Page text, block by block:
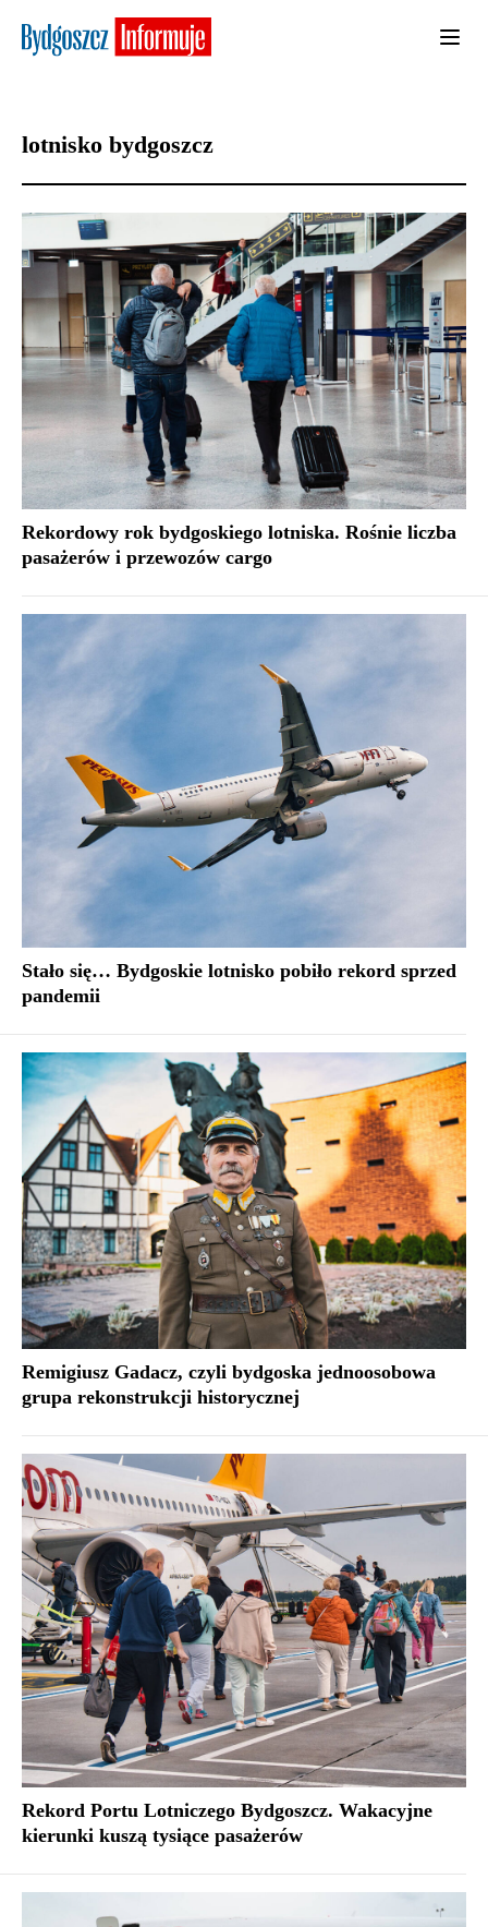
lotnisko bydgoszcz
Rekordowy rok bydgoskiego lotniska. Rośnie liczba
pasażerów i przewozów cargo
Stało się… Bydgoskie lotnisko pobiło rekord sprzed
pandemii
Remigiusz Gadacz, czyli bydgoska jednoosobowa
grupa rekonstrukcji historycznej
Rekord Portu Lotniczego Bydgoszcz. Wakacyjne
kierunki kuszą tysiące pasażerów